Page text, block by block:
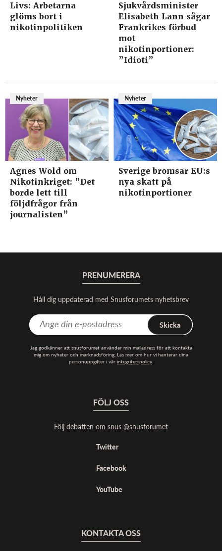
Livs: Arbetarna
glöms bort i
nikotinpolitiken
Sjukvårdsminister
Elisabeth Lann sågar
Frankrikes förbud
mot
nikotinportioner:
”Idioti”
Nyheter
Agnes Wold om
Nikotinkriget: ”Det
borde lett till
följdfrågor från
journalisten”
Nyheter
Sverige bromsar EU:s
nya skatt på
nikotinportioner
PRENUMERERA
Håll dig uppdaterad med Snusforumets nyhetsbrev
Skicka
Jag godkänner att snusforumet använder min mailadress för att kontakta
mig om nyheter och marknadsföring. Läs mer om hur vi hanterar dina
personuppgifter i vår integritetspolicy.
FÖLJ OSS
Följ debatten om snus @snusforumet
Twitter
Facebook
YouTube
KONTAKTA OSS